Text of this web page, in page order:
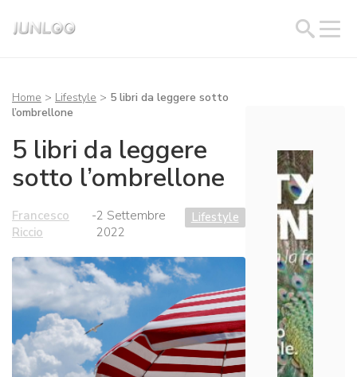
Home > Lifestyle > 5 libri da leggere sotto
l’ombrellone
5 libri da leggere
sotto l’ombrellone
Francesco
Riccio
-2 Settembre
2022
Lifestyle